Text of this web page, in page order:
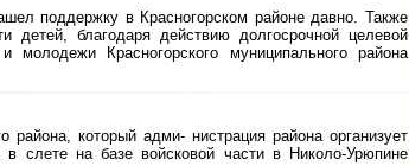
поддержку в Красногорском районе давно. Также
детей, благодаря действию долгосрочной целевой
молодежи Красногорского муниципального района
района, который адми- нистрация района организует
слете на базе войсковой части в Николо-Урюпине